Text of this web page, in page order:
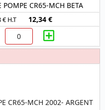
POMPE CR65-MCH BETA
€ H.T 12,34 €
CR65-MCH 2002- ARGENT